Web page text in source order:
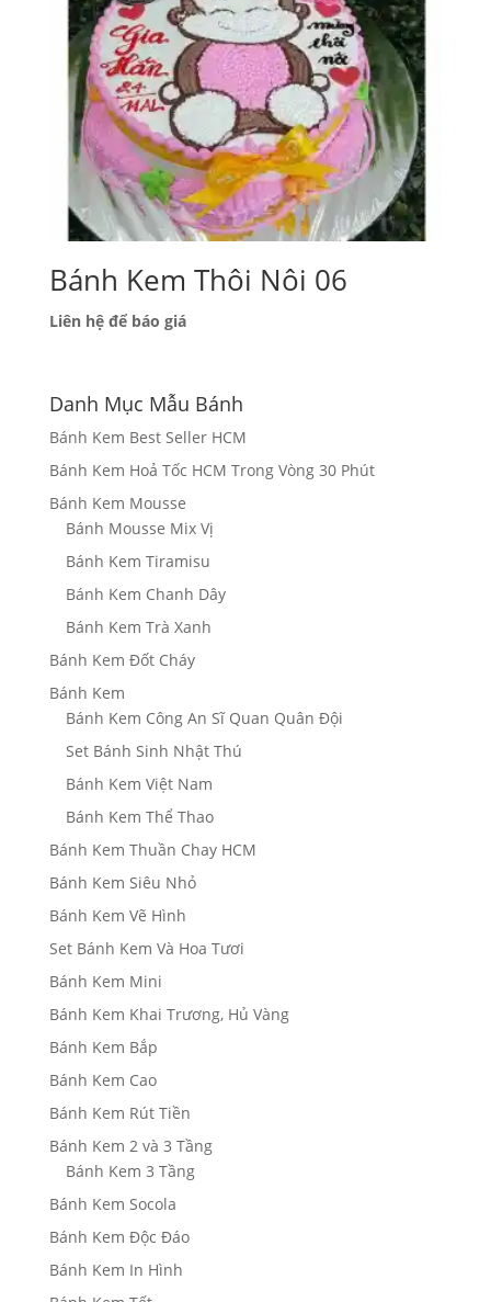
Bánh Kem Thôi Nôi 06
Liên hệ để báo giá
Danh Mục Mẫu Bánh
Bánh Kem Best Seller HCM
Bánh Kem Hoả Tốc HCM Trong Vòng 30 Phút
Bánh Kem Mousse
Bánh Mousse Mix Vị
Bánh Kem Tiramisu
Bánh Kem Chanh Dây
Bánh Kem Trà Xanh
Bánh Kem Đốt Cháy
Bánh Kem
Bánh Kem Công An Sĩ Quan Quân Đội
Set Bánh Sinh Nhật Thú
Bánh Kem Việt Nam
Bánh Kem Thể Thao
Bánh Kem Thuần Chay HCM
Bánh Kem Siêu Nhỏ
Bánh Kem Vẽ Hình
Set Bánh Kem Và Hoa Tươi
Bánh Kem Mini
Bánh Kem Khai Trương, Hủ Vàng
Bánh Kem Bắp
Bánh Kem Cao
Bánh Kem Rút Tiền
Bánh Kem 2 và 3 Tầng
Bánh Kem 3 Tầng
Bánh Kem Socola
Bánh Kem Độc Đáo
Bánh Kem In Hình